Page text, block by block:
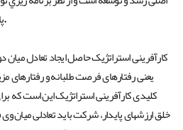
.
کارآفرینی استراتژیک حاصل ایجاد تعادل میان
یعنی رفتارهای فرصت طلبانه و رفتارهای
کلیدی کارآفرینی استراتژیک این است که
خلق ارزشهای پایدار، شرکت باید تعادلی